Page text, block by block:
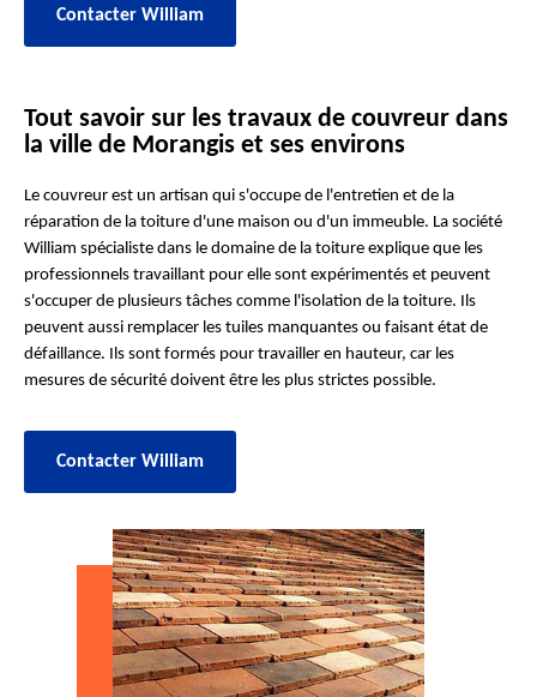
Contacter William
Tout savoir sur les travaux de couvreur dans
la ville de Morangis et ses environs
Le couvreur est un artisan qui s'occupe de l'entretien et de la
réparation de la toiture d'une maison ou d'un immeuble. La société
William spécialiste dans le domaine de la toiture explique que les
professionnels travaillant pour elle sont expérimentés et peuvent
s'occuper de plusieurs tâches comme l'isolation de la toiture. Ils
peuvent aussi remplacer les tuiles manquantes ou faisant état de
défaillance. Ils sont formés pour travailler en hauteur, car les
mesures de sécurité doivent être les plus strictes possible.
Contacter William